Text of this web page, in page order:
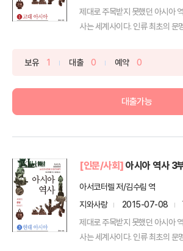
제대로 주목받지 못했던 아시아
사는 세계사이다. 인류 최초의 문
보유 1 대출 0 예약 0
대출가능
[인문/사회] 아시아 역사 3
아서코터렐 저/김수림 역
지와사랑
2015-07-08
제대로 주목받지 못했던 아시아
사는 세계사이다. 인류 최초의 문